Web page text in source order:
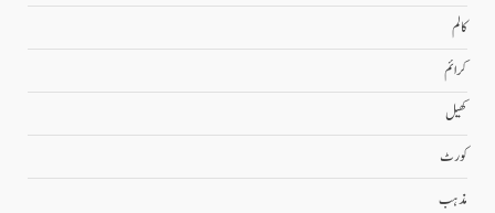
کالم
کرائم
کھیل
کورٹ
مذہب